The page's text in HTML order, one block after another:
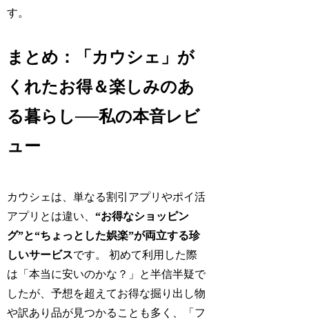
す。
まとめ：「カウシェ」が
くれたお得＆楽しみのあ
る暮らし──私の本音レビ
ュー
カウシェは、単なる割引アプリやポイ活
アプリとは違い、“お得なショッピン
グ”と“ちょっとした娯楽”が両立する珍
しいサービスです。 初めて利用した際
は「本当に安いのかな？」と半信半疑で
したが、予想を超えてお得な掘り出し物
や訳あり品が見つかることも多く、「フ